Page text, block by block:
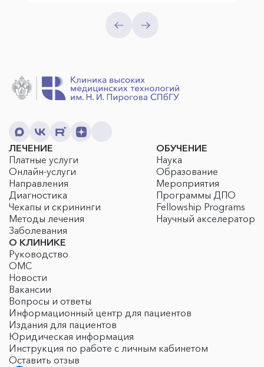
ЛЕЧЕНИЕ
Платные услуги
Онлайн-услуги
Направления
Диагностика
Чекапы и скрининги
Методы лечения
Заболевания
ОБУЧЕНИЕ
Наука
Образование
Мероприятия
Программы ДПО
Fellowship Programs
Научный акселератор
О КЛИНИКЕ
Руководство
ОМС
Новости
Вакансии
Вопросы и ответы
Информационный центр для пациентов
Издания для пациентов
Юридическая информация
Инструкция по работе с личным кабинетом
Оставить отзыв